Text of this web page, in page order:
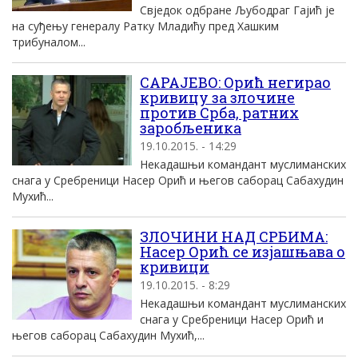
Свједок одбране Љубодраг Гајић је
на суђењу генералу Ратку Младићу пред Хашким
трибуналом...
САРАЈЕВО: Орић негирао
кривицу за злочине
против Срба, ратних
заробљеника
19.10.2015. - 14:29
Некадашњи командант муслиманских
снага у Сребреници Насер Орић и његов саборац Сабахудин
Мухић...
ЗЛОЧИНИ НАД СРБИМА:
Насер Орић се изјашњава о
кривици
19.10.2015. - 8:29
Некадашњи командант муслиманских
снага у Сребреници Насер Орић и
његов саборац Сабахудин Мухић,...